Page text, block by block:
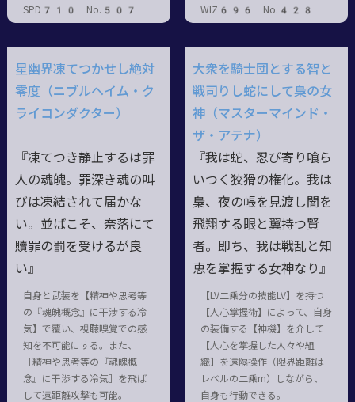
SPD710 No.507
WIZ696 No.428
星幽界凍てつかせし絶対
零度（ニブルヘイム・ク
ライコンダクター）
『凍てつき静止するは罪
人の魂魄。罪深き魂の叫
びは凍結されて届かな
い。並ばこそ、奈落にて
贖罪の罰を受けるが良
い』
自身と武装を【精神や思考等
の『魂魄概念』に干渉する冷
気】で覆い、視聴嗅覚での感
知を不可能にする。また、
［精神や思考等の『魂魄概
念』に干渉する冷気］を飛ば
して遠距離攻撃も可能。
大衆を騎士団とする智と
戦司りし蛇にして梟の女
神（マスターマインド・
ザ・アテナ）
『我は蛇、忍び寄り喰ら
いつく狡猾の権化。我は
梟、夜の帳を見渡し闇を
飛翔する眼と翼持つ賢
者。即ち、我は戦乱と知
恵を掌握する女神なり』
【LV二乗分の技能LV】を持つ
【人心掌握術】によって、自身
の装備する【神機】を介して
【人心を掌握した人々や組
織】を遠隔操作（限界距離は
レベルの二乗m）しながら、
自身も行動できる。